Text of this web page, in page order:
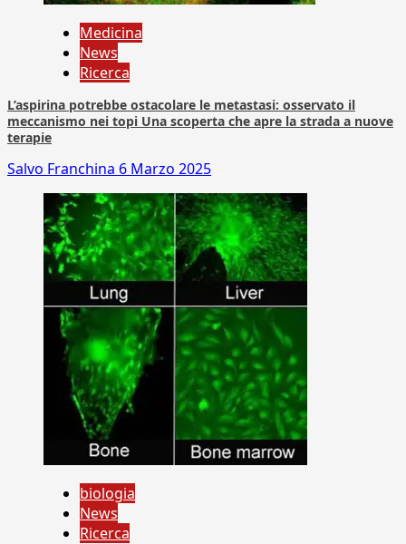
Medicina
News
Ricerca
L’aspirina potrebbe ostacolare le metastasi: osservato il
meccanismo nei topi Una scoperta che apre la strada a nuove
terapie
Salvo Franchina 6 Marzo 2025
biologia
News
Ricerca